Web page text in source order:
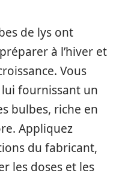
de lys ont
à l’hiver et
Vous
fournissant un
bulbes, riche en
Appliquez
du fabricant,
les doses et les